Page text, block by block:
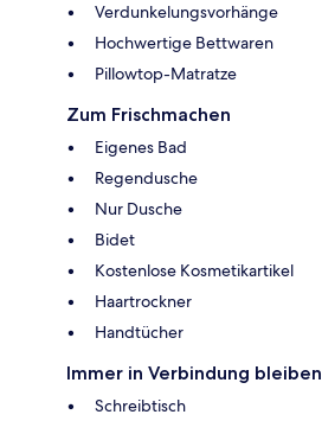
Verdunkelungsvorhänge
Hochwertige Bettwaren
Pillowtop-Matratze
Zum Frischmachen
Eigenes Bad
Regendusche
Nur Dusche
Bidet
Kostenlose Kosmetikartikel
Haartrockner
Handtücher
Immer in Verbindung bleiben
Schreibtisch